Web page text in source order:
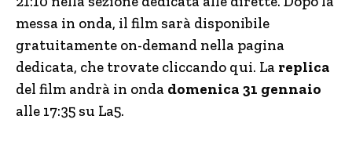
messa in onda, il film sarà disponibile
gratuitamente on-demand nella pagina
dedicata, che trovate cliccando qui. La replica
del film andrà in onda domenica 31 gennaio
alle 17:35 su La5.